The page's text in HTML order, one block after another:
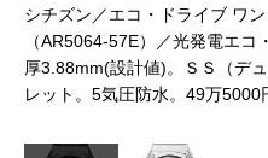
シチズン／エコ・ドライブ ワ
（AR5064-57E）／光発電エ
厚3.88mm(設計値)。ＳＳ（デ
レット。5気圧防水。49万5000